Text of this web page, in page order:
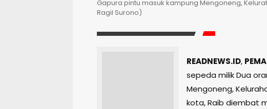
Gapura pintu masuk kampung Mengoneng,
Ragil Surono)
READNEWS.ID,
sepeda milik Dua
Mengoneng,
kota, Raib diembat